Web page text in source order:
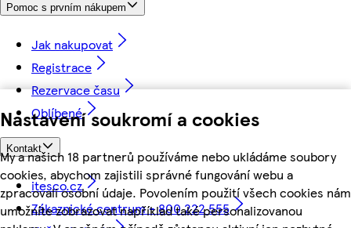
Nastavení soukromí a cookies
My a našich 18 partnerů používáme nebo ukládáme soubory
cookies, abychom zajistili správné fungování webu a
zpracovali osobní údaje. Povolením použití všech cookies nám
umožníte zobrazovat například také personalizovanou
Pomoc s prvním nákupem
Jak nakupovat
Registrace
Rezervace času
Oblíbené
Kontakt
itesco.cz
Zákaznické centrum - 800 222 555